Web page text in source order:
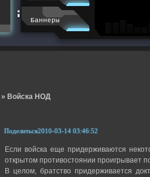
Баннеры
» Войска НОД
Поделиться2010-03-14 03:46:52
Если войска еще придерживаются
открытом противостоянии проигрывает
В целом, братство придерживается